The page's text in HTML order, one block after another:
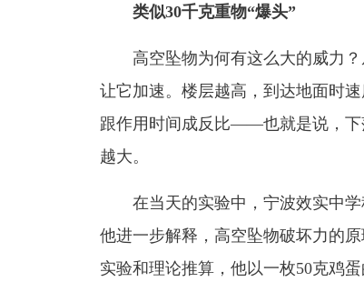
类似30千克重物“爆头”
高空坠物为何有这么大的威力？
让它加速。楼层越高，到达地面时
跟作用时间成反比——也就是说，下
越大。
在当天的实验中，宁波效实中学
他进一步解释，高空坠物破坏力的
实验和理论推算，他以一枚50克鸡